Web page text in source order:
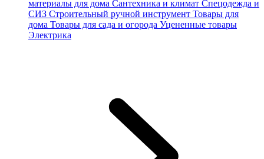
материалы для дома Сантехника и климат Спецодежда и
СИЗ Строительный ручной инструмент Товары для
дома Товары для сада и огорода Уцененные товары
Электрика